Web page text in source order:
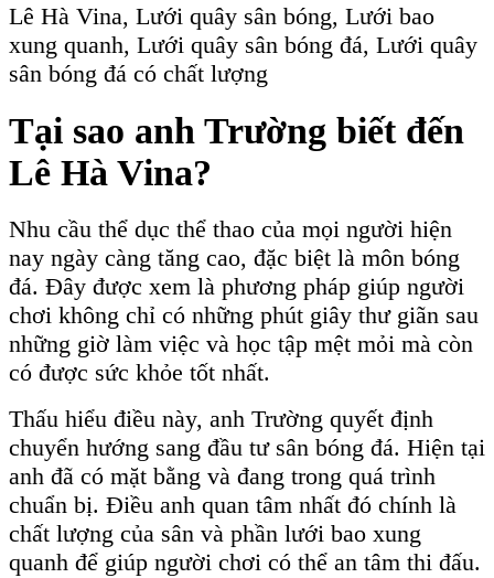
Lê Hà Vina, Lưới quây sân bóng, Lưới bao
xung quanh, Lưới quây sân bóng đá, Lưới quây
sân bóng đá có chất lượng
Tại sao anh Trường biết đến
Lê Hà Vina?
Nhu cầu thể dục thể thao của mọi người hiện
nay ngày càng tăng cao, đặc biệt là môn bóng
đá. Đây được xem là phương pháp giúp người
chơi không chỉ có những phút giây thư giãn sau
những giờ làm việc và học tập mệt mỏi mà còn
có được sức khỏe tốt nhất.
Thấu hiểu điều này, anh Trường quyết định
chuyển hướng sang đầu tư sân bóng đá. Hiện tại
anh đã có mặt bằng và đang trong quá trình
chuẩn bị. Điều anh quan tâm nhất đó chính là
chất lượng của sân và phần lưới bao xung
quanh để giúp người chơi có thể an tâm thi đấu.